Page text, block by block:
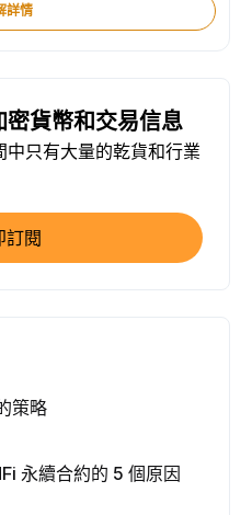
詳情
貨幣和交易信息
只有大量的乾貨和行業
訂閱
策略
永續合約的 5 個原因